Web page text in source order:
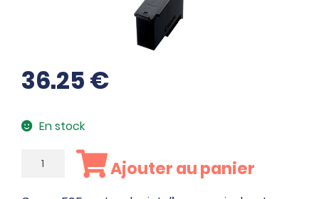
36.25€
En stock
quantité
Ajouter au panier